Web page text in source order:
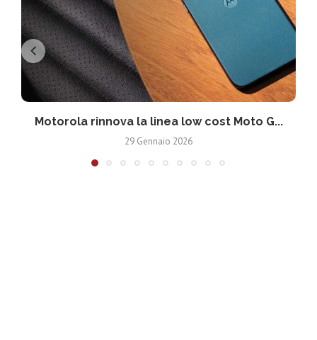
Motorola rinnova la linea low cost Moto G...
29 Gennaio 2026